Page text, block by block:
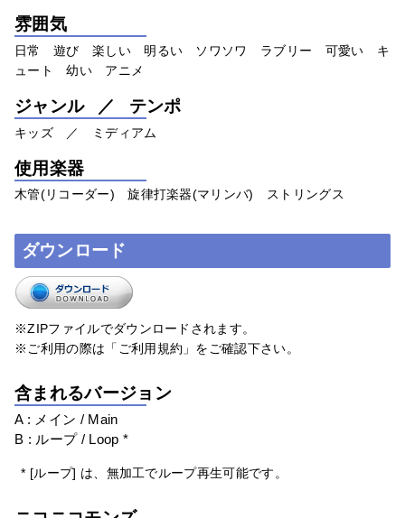
雰囲気
日常 遊び 楽しい 明るい ソワソワ ラブリー 可愛い キ
ュート 幼い アニメ
ジャンル ／ テンポ
キッズ ／ ミディアム
使用楽器
木管(リコーダー) 旋律打楽器(マリンバ) ストリングス
ダウンロード
※ZIPファイルでダウンロードされます。
※ご利用の際は「ご利用規約」をご確認下さい。
含まれるバージョン
A : メイン / Main
B : ループ / Loop *
* [ループ] は、無加工でループ再生可能です。